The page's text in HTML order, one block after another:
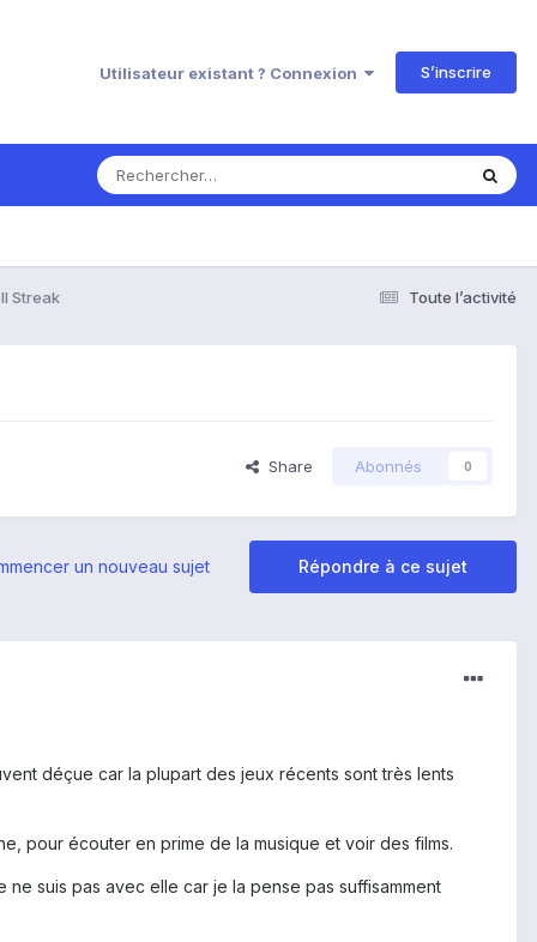
Utilisateur existant ? Connexion S’inscrire
Toute l’activité
Streak
Share Abonnés 0
Répondre à ce sujet
un nouveau sujet
déçue car la plupart des jeux récents sont très lents
pour écouter en prime de la musique et voir des films.
suis pas avec elle car je la pense pas suffisamment